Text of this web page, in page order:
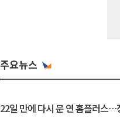
주요뉴스
22일 만에 다시 문 연 홈플러스…